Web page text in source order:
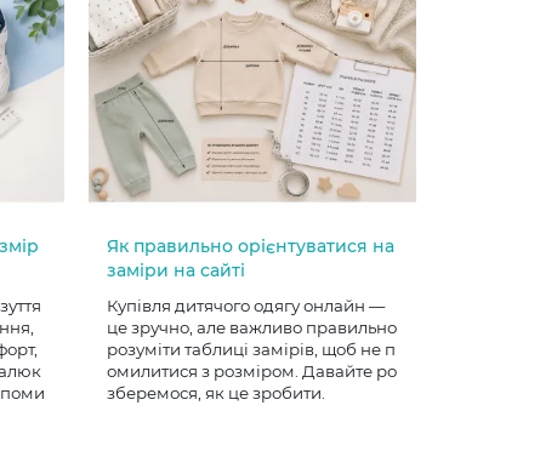
поми
Як правильно орієнтуватися на
заміри на сайті
Купівля дитячого одягу онлайн —
це зручно, але важливо правильно
розуміти таблиці замірів, щоб не п
омилитися з розміром. Давайте ро
зберемося, як це зробити.